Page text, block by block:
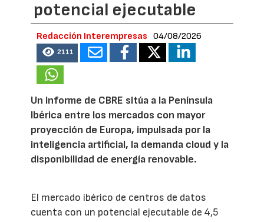
potencial ejecutable
Redacción Interempresas 04/08/2026
2111
Un informe de CBRE sitúa a la Península
Ibérica entre los mercados con mayor
proyección de Europa, impulsada por la
inteligencia artificial, la demanda cloud y la
disponibilidad de energía renovable.
El mercado ibérico de centros de datos
cuenta con un potencial ejecutable de 4,5